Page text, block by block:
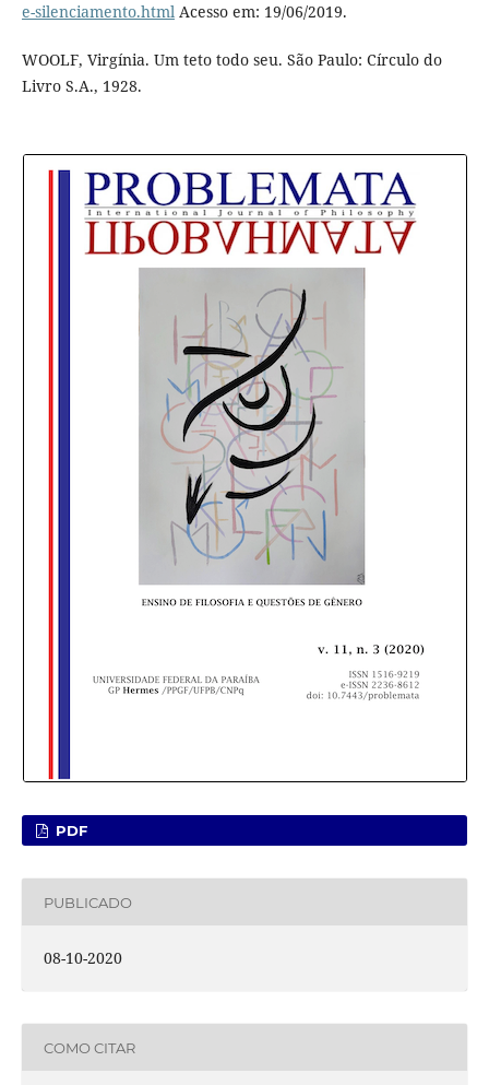
e-silenciamento.htmlAcesso em: 19/06/2019.
WOOLF, Virgínia. Um teto todo seu. São Paulo: Círculo do
Livro S.A., 1928.
PDF
PUBLICADO
08-10-2020
COMO CITAR